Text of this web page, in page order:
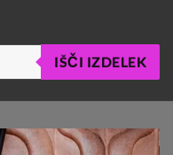
IŠČI IZDELEK